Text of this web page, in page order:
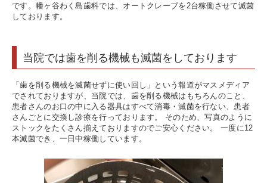
です。幡ヶ谷わく島歯科では、オートクレーブを2台稼働させて滅菌
しております。
当院では歯を削る機械も滅菌をしております
「歯を削る機械を滅菌せずに使い回し」という報道がマスメディア
でされておりますが、当院では、歯を削る機械はもちろんのこと、
患者さんのお口の中に入る器具はすべて消毒・滅菌を行ない、患者
さんごとに交換し診療を行っております。 そのため、写真のように
ストックをたくさん揃えておりますのでご安心ください。 一度に12
本滅菌でき、一日中稼働しています。